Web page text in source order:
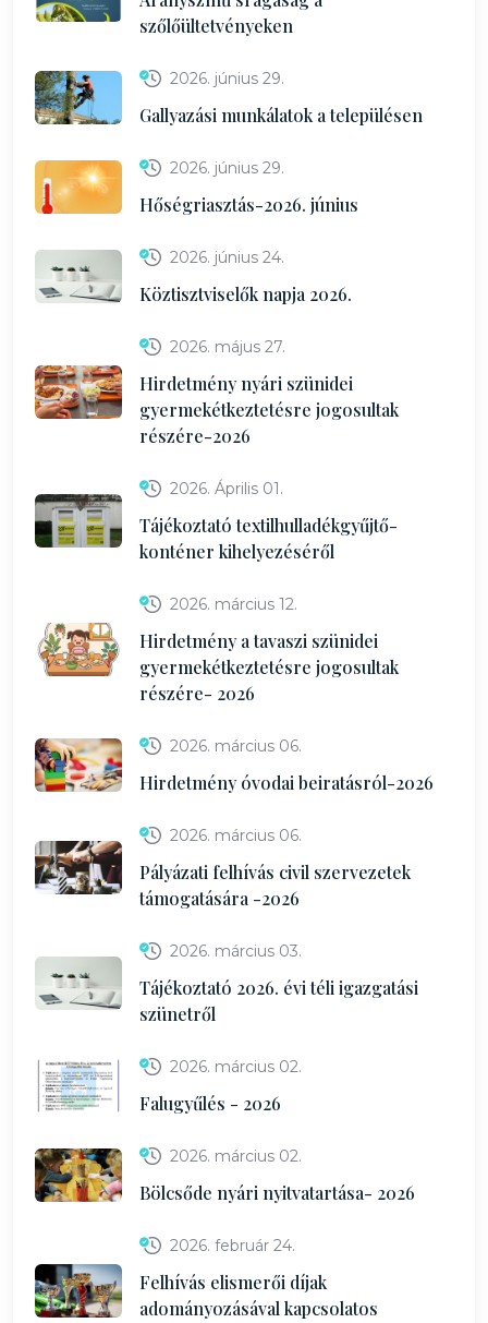
szőlőültetvényeken
2026. június 29.
Gallyazási munkálatok a településen
2026. június 29.
Hőségriasztás-2026. június
2026. június 24.
Köztisztviselők napja 2026.
2026. május 27.
Hirdetmény nyári szünidei
gyermekétkeztetésre jogosultak
részére-2026
2026. Április 01.
Tájékoztató textilhulladékgyűjtő-
konténer kihelyezéséről
2026. március 12.
Hirdetmény a tavaszi szünidei
gyermekétkeztetésre jogosultak
részére- 2026
2026. március 06.
Hirdetmény óvodai beiratásról-2026
2026. március 06.
Pályázati felhívás civil szervezetek
támogatására -2026
2026. március 03.
Tájékoztató 2026. évi téli igazgatási
szünetről
2026. március 02.
Falugyűlés - 2026
2026. március 02.
Bölcsőde nyári nyitvatartása- 2026
2026. február 24.
Felhívás elismerői díjak
adományozásával kapcsolatos